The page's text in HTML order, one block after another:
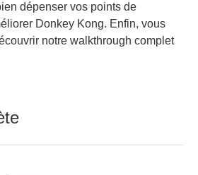
dépenser vos points de
Donkey Kong. Enfin, vous
notre walkthrough complet